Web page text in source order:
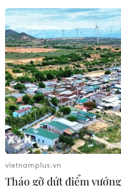
vietnamplus.vn
Tháo gỡ dứt điểm